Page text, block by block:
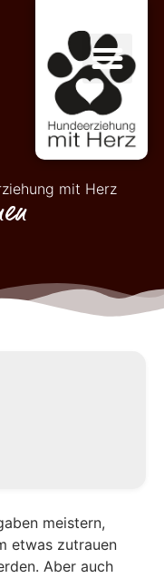
mit Herz
meistern,
etwas zutrauen
Aber auch